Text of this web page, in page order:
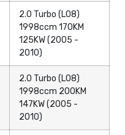
2.0 Turbo (L08)
1998ccm 170KM
125KW (2005 -
2010)
2.0 Turbo (L08)
1998ccm 200KM
147KW (2005 -
2010)